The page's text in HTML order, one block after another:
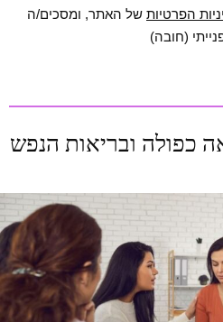
הפרטיות של האתר, ומסכים/ה
(חובה)
כפולה ובריאות הנפש